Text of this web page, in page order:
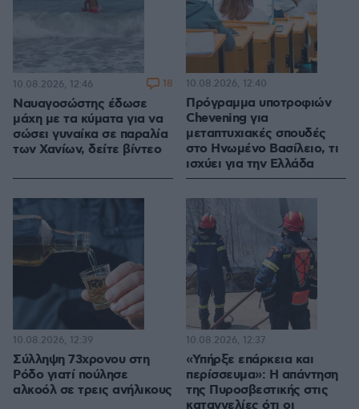
Ναυαγοσώστης έδωσε
μάχη με τα κύματα για να
σώσει γυναίκα σε παραλία
των Χανίων, δείτε βίντεο
10.08.2026, 12:46 18
Πρόγραμμα υποτροφιών
Chevening για
μεταπτυχιακές σπουδές
στο Ηνωμένο Βασίλειο, τι
ισχύει για την Ελλάδα
10.08.2026, 12:40
Σύλληψη 73χρονου στη
Ρόδο γιατί πούλησε
αλκοόλ σε τρεις ανήλικους
10.08.2026, 12:39
«Υπήρξε επάρκεια και
περίσσευμα»: Η απάντηση
της Πυροσβεστικής στις
καταγγελίες ότι οι
10.08.2026, 12:37